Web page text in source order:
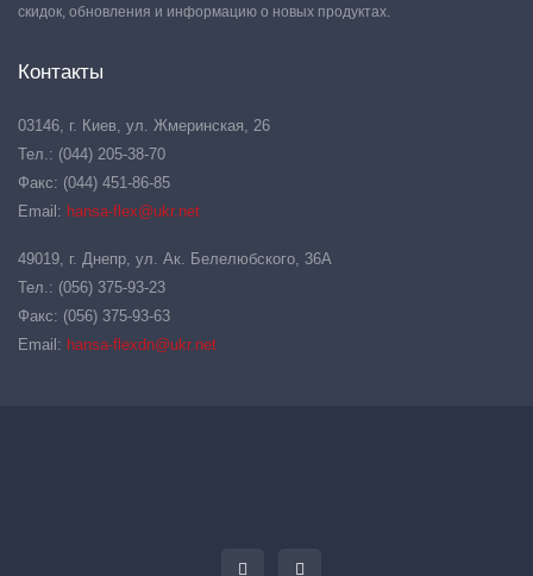
скидок, обновления и информацию о новых продуктах.
Контакты
03146, г. Киев, ул. Жмеринская, 26
Тел.: (044) 205-38-70
Факс: (044) 451-86-85
Email: hansa-flex@ukr.net
49019, г. Днепр, ул. Ак. Белелюбского, 36А
Тел.: (056) 375-93-23
Факс: (056) 375-93-63
Email: hansa-flexdn@ukr.net